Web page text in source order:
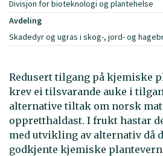
Divisjon for bioteknologi og plantehelse
Avdeling
Skadedyr og ugras i skog-, jord- og
Redusert tilgang på kjemiske
krev ei tilsvarande auke i
alternative tiltak om norsk
oppretthaldast. I frukt hastar
med utvikling av alternativ då
godkjente kjemiske